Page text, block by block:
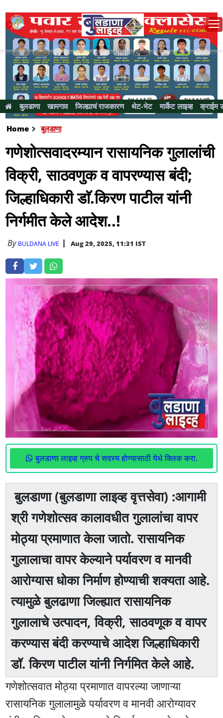
बुलडाणा खामगाव जिल्ह्याचं राजकारण थेट-भेट मार्केट लाइव्ह क्राईम
Home बुलडाणा
गणेशाेत्सवादरम्यान रासायनिक गुलालांची
विक्री, साठवणुक व वापरण्यास बंदी;
जिल्हाधिकारी डाॅ.किरण पाटील यांनी
निर्गमीत केले आदेश..!
By BULDANA LIVE Aug 29, 2025, 11:31 IST
बुलडाणा लाइव्ह ग्रुप चे सदस्य होण्यासाठी येथे क्लिक करा.
बुलडाणा (बुलडाणा लाइव्ह वृत्तसेवा) :आगामी
श्री गणेशोत्सव कालावधीत गुलालांचा वापर
मोठ्या प्रमाणात केला जातो. रासायनिक
गुलालाचा वापर केल्याने पर्यावरण व मानवी
आरोग्यास धोका निर्माण होण्याची शक्यता आहे.
त्यामुळे बुलढाणा जिल्ह्यात रासायनिक
गुलालाचे उत्पादन, विक्री, साठवणूक व वापर
करण्यास बंदी करण्याचे आदेश जिल्हाधिकारी
डॉ. किरण पाटील यांनी निर्गमित केले आहे.
गणेशोत्सवात मोठ्या प्रमाणात वापरल्या जाणाऱ्या
रासायनिक गुलालामुळे पर्यावरण व मानवी आरोग्यावर